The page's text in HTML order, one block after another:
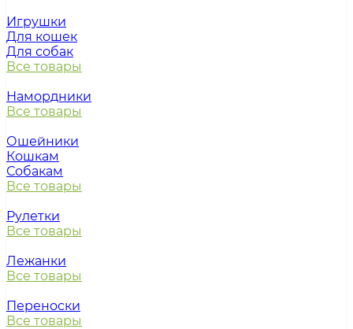
Игрушки
Для кошек
Для собак
Все товары
Намордники
Все товары
Ошейники
Кошкам
Собакам
Все товары
Рулетки
Все товары
Лежанки
Все товары
Переноски
Все товары